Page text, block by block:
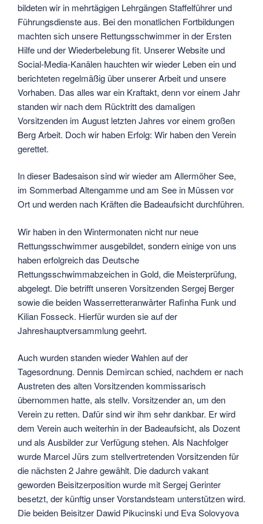
bildeten wir in mehrtägigen Lehrgängen Staffelführer und
Führungsdienste aus. Bei den monatlichen Fortbildungen
machten sich unsere Rettungsschwimmer in der Ersten
Hilfe und der Wiederbelebung fit. Unserer Website und
Social-Media-Kanälen hauchten wir wieder Leben ein und
berichteten regelmäßig über unserer Arbeit und unsere
Vorhaben. Das alles war ein Kraftakt, denn vor einem Jahr
standen wir nach dem Rücktritt des damaligen
Vorsitzenden im August letzten Jahres vor einem großen
Berg Arbeit. Doch wir haben Erfolg: Wir haben den Verein
gerettet.
In dieser Badesaison sind wir wieder am Allermöher See,
im Sommerbad Altengamme und am See in Müssen vor
Ort und werden nach Kräften die Badeaufsicht durchführen.
Wir haben in den Wintermonaten nicht nur neue
Rettungsschwimmer ausgebildet, sondern einige von uns
haben erfolgreich das Deutsche
Rettungsschwimmabzeichen in Gold, die Meisterprüfung,
abgelegt. Die betrifft unseren Vorsitzenden Sergej Berger
sowie die beiden Wasserretteranwärter Rafinha Funk und
Kilian Fosseck. Hierfür wurden sie auf der
Jahreshauptversammlung geehrt.
Auch wurden standen wieder Wahlen auf der
Tagesordnung. Dennis Demircan schied, nachdem er nach
Austreten des alten Vorsitzenden kommissarisch
übernommen hatte, als stellv. Vorsitzender an, um den
Verein zu retten. Dafür sind wir ihm sehr dankbar. Er wird
dem Verein auch weiterhin in der Badeaufsicht, als Dozent
und als Ausbilder zur Verfügung stehen. Als Nachfolger
wurde Marcel Jürs zum stellvertretenden Vorsitzenden für
die nächsten 2 Jahre gewählt. Die dadurch vakant
geworden Beisitzerposition wurde mit Sergej Gerinter
besetzt, der künftig unser Vorstandsteam unterstützen wird.
Die beiden Beisitzer Dawid Pikucinski und Eva Solovyova